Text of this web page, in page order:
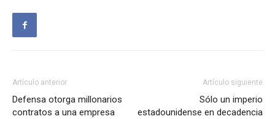
Artículo anterior
Defensa otorga millonarios
contratos a una empresa
Artículo siguiente
Sólo un imperio
estadounidense en decadencia